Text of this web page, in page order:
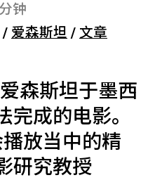
钟
/ 爱森斯坦 / 文章
森斯坦于墨西
完成的电影。
播放当中的精
研究教授